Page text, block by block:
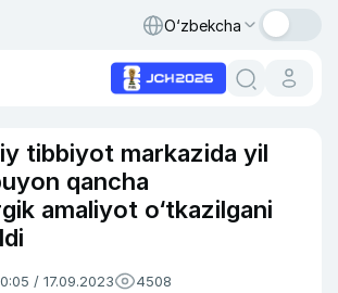
O‘zbekcha
tibbiyot markazida yil
qancha
amaliyot o‘tkazilgani
/ 17.09.2023 4508